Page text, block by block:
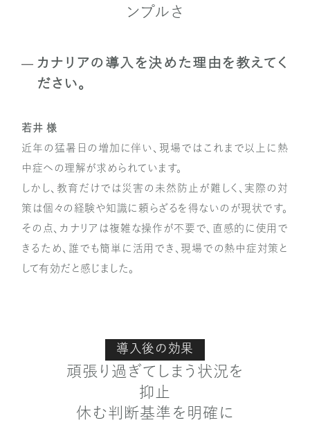
ンプルさ
カナリアの導入を決めた理由を教えてく
ださい。
若井 様
近年の猛暑日の増加に伴い、現場ではこれまで以上に熱
中症への理解が求められています。
しかし、教育だけでは災害の未然防止が難しく、実際の対
策は個々の経験や知識に頼らざるを得ないのが現状です。
その点、カナリアは複雑な操作が不要で、直感的に使用で
きるため、誰でも簡単に活用でき、現場での熱中症対策と
して有効だと感じました。
導入後の効果
頑張り過ぎてしまう状況を
抑止
休む判断基準を明確に